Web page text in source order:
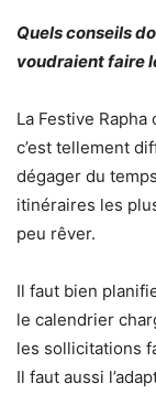
Quels conseils
voudraient faire
La Festive Rapha
c’est tellement
dégager du
itinéraires les
peu rêver.
Il faut bien
le calendrier
les sollicitations
Il faut aussi